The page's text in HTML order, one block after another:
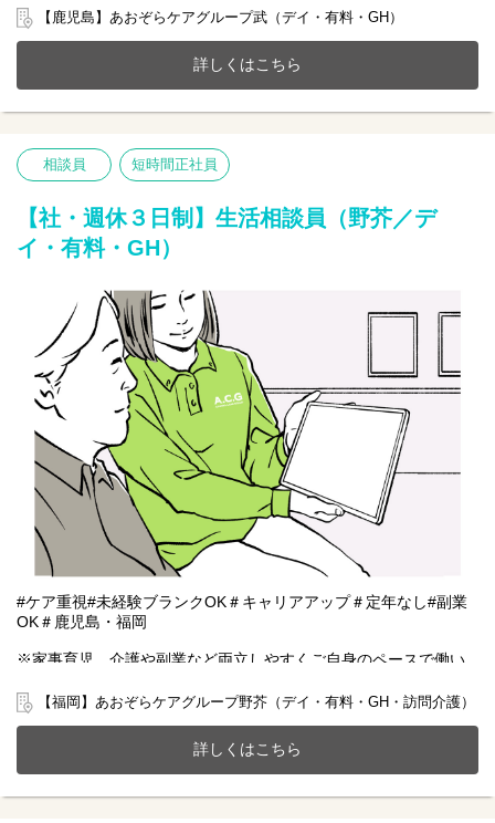
鹿児島市武にある有料老人ホーム(定員6名)とデイサービス(定員15
名)、共同生活援助(GH定員4名)が一体となったホームで一緒に働
20～70代まで幅広い年齢層の方が活躍中です。
今までのご経験やスキルを当社で発揮して頂ける方を募集してい
【仕事内容】相談業務全般 ※夜勤は希望者のみ
〇入所退所手続
〇介助サポートなど
※初めての方は先輩が丁寧にサポートしますのでご安心ください
【鹿児島】あおぞらケアグループ武（デイ・有料・GH）
詳しくはこちら
相談員 短時間正社員
【社・週休３日制】生活相談員（野芥／デ
イ・有料・GH）
#ケア重視#未経験ブランクOK＃キャリアアップ＃定年なし#副業
OK＃鹿児島・福岡
※家事育児、介護や副業など両立しやすくご自身のペースで働い
2024年8月開設！福岡市早良区に新しく手厚い看護介護体制を構築
20～70代まで幅広い年齢層の方が活躍中です。
今までのご経験やスキルを当社で発揮して頂ける方を募集してい
ます。
【福岡】あおぞらケアグループ野芥（デイ・有料・GH・訪問介護）
詳しくはこちら